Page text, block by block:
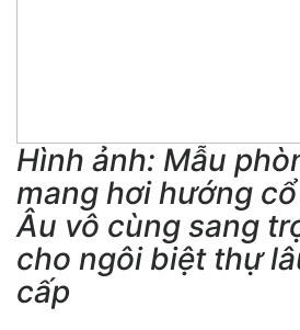
Hình ảnh: Mẫu
mang hơi hướng
Âu vô cùng sang
cho ngôi biệt thự
cấp